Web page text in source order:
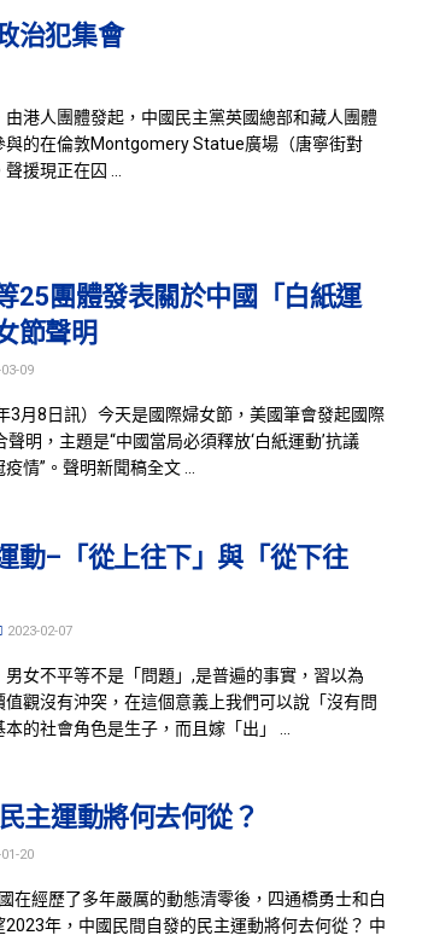
治犯集會
港人團體發起，中國民主黨英國總部和藏人團體
與的在倫敦Montgomery Statue廣場（唐寧街對
援現正在囚 ...
25團體發表關於中國「白紙運
節聲明
09
3月8日訊）今天是國際婦女節，美國筆會發起國際
明，主題是“中國當局必須釋放‘白紙運動’抗議
情”。聲明新聞稿全文 ...
動–「從上往下」與「從下往
2023-02-07
女不平等不是「問題」,是普遍的事實，習以為
觀沒有沖突，在這個意義上我們可以說「沒有問
的社會角色是生子，而且嫁「出」 ...
主運動將何去何從？
20
在經歷了多年嚴厲的動態清零後，四通橋勇士和白
年，中國民間自發的民主運動將何去何從？ 中